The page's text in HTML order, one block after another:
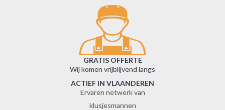
GRATIS OFFERTE
Wij komen vrijblijvend langs
ACTIEF IN VLAANDEREN
Ervaren netwerk van
klusjesmannen